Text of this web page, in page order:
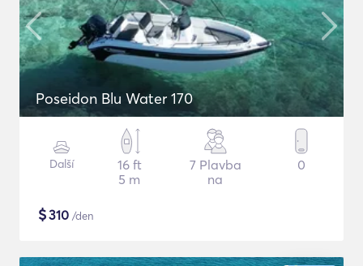
Poseidon Blu Water 170
Další
16 ft
5 m
7 Plavba
na
0
$310 /den